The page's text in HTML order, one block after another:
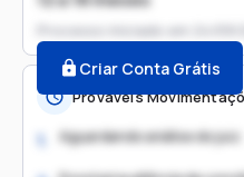
Processo iniciado em
Criar Conta Grátis
Prováveis
1. Aguardando análise do juiz